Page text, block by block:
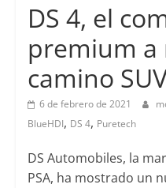
DS 4, el
premium a
camino
6 de febrero de 2021
BlueHDI, DS 4, Puretech
DS Automobiles, la
PSA, ha mostrado un